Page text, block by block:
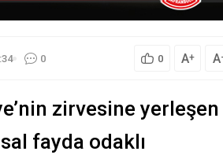
0 0 A+ A-
zirvesine yerleşen
fayda odaklı